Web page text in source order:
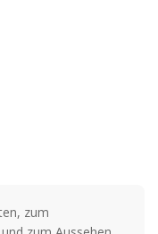
zum